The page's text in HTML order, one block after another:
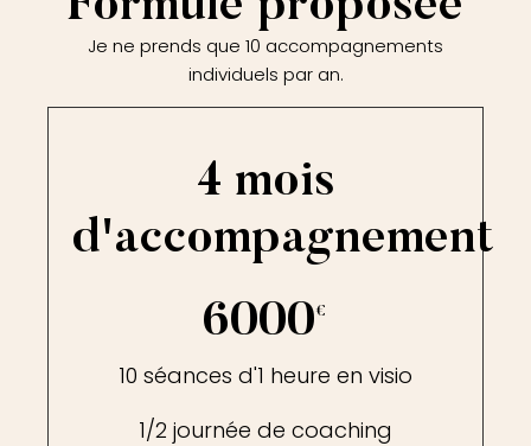
Je ne prends que 10 accompagnements
individuels par an.
4 mois
d'accompagnement
6000€
10 séances d'1 heure en visio
1/2 journée de coaching